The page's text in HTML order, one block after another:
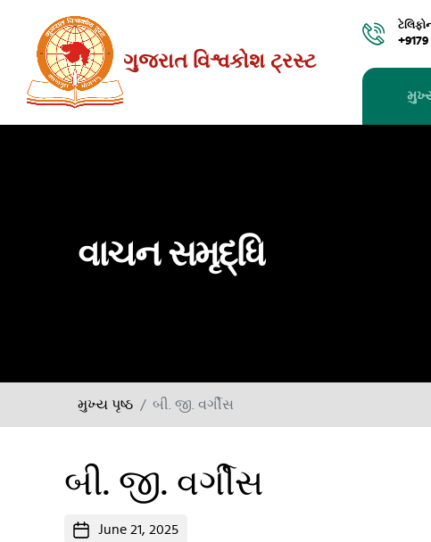
content
ગુજરાત વિશ્વકોશ ટ્રસ્ટ
વાચન સમૃદ્ધિ
મુખ્ય પૃષ્ઠ બી. જી. વર્ગીસ
બી. જી. વર્ગીસ
Post June 21, 2025